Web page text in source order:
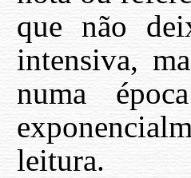
que não
intensiva,
numa
leitura.